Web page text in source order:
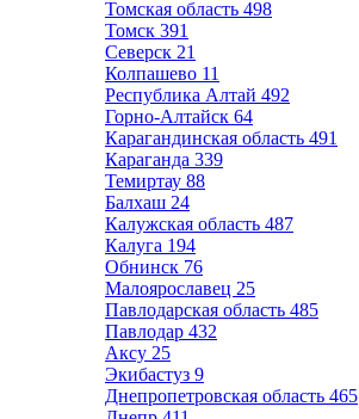
Томская область 498
Томск 391
Северск 21
Колпашево 11
Республика Алтай 492
Горно-Алтайск 64
Карагандинская область 491
Караганда 339
Темиртау 88
Балхаш 24
Калужская область 487
Калуга 194
Обнинск 76
Малоярославец 25
Павлодарская область 485
Павлодар 432
Аксу 25
Экибастуз 9
Днепропетровская область 465